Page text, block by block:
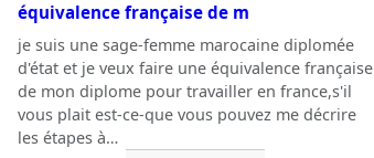
équivalence française de m
je suis une sage-femme marocaine diplomée
d'état et je veux faire une équivalence française
de mon diplome pour travailler en france,s'il
vous plait est-ce-que vous pouvez me décrire
les étapes à…